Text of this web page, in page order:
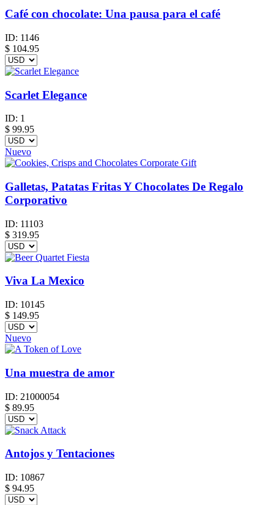
Café con chocolate: Una pausa para el café
ID: 1146
$ 104.95
Scarlet Elegance
ID: 1
$ 99.95
Nuevo
Galletas, Patatas Fritas Y Chocolates De Regalo
Corporativo
ID: 11103
$ 319.95
Viva La Mexico
ID: 10145
$ 149.95
Nuevo
Una muestra de amor
ID: 21000054
$ 89.95
Antojos y Tentaciones
ID: 10867
$ 94.95